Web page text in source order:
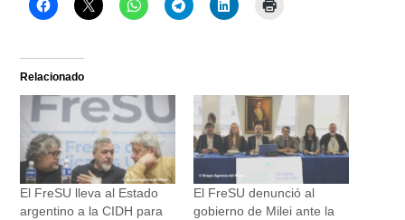
Relacionado
El FreSU lleva al Estado
argentino a la CIDH para
El FreSU denunció al
gobierno de Milei ante la